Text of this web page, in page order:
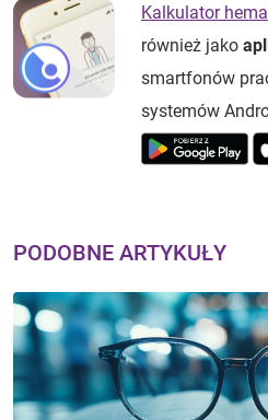
Kalkulator
również jako
smartfonów
systemów
PODOBNE ARTYKUŁY